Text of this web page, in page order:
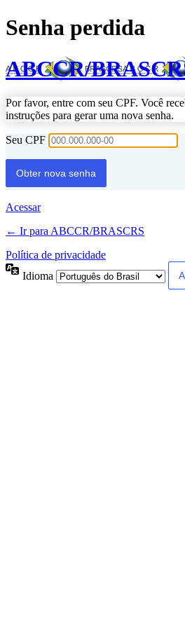
Senha perdida
ABCCR/
Por favor, entre com seu CPF. Você
instruções para gerar uma nova senha.
Seu CPF
Acessar
← Ir para ABCCR/BRASCRS
Política de privacidade
Idioma